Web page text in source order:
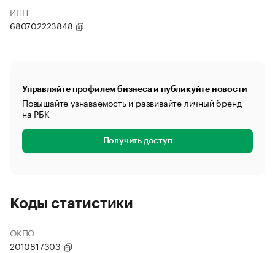
ИНН
680702223848
Управляйте профилем бизнеса и публикуйте новости
Повышайте узнаваемость и развивайте личный бренд
на РБК
Получить доступ
Коды статистики
ОКПО
2010817303